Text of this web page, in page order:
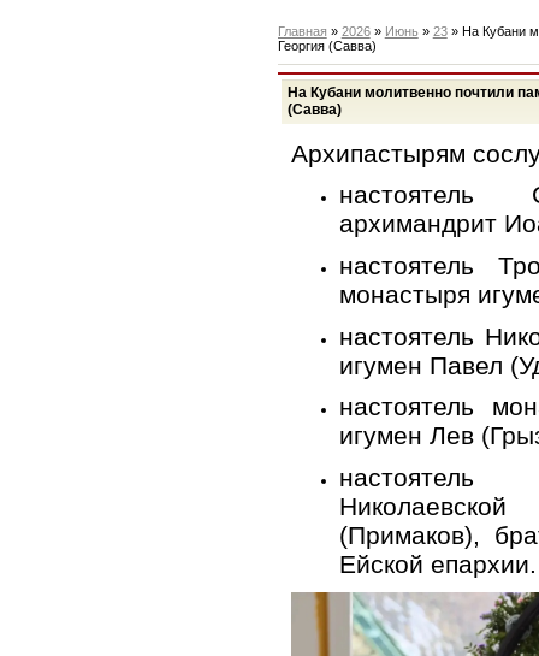
Главная » 2026 » Июнь » 23» На Кубани
Георгия (Савва)
На Кубани молитвенно почтили
(Савва)
Архипастырям
настоятель
архимандрит
настоятель
монастыря
настоятель
игумен Павел
настоятель
игумен Лев
настоятель
(Примаков),
Ейской епархии.